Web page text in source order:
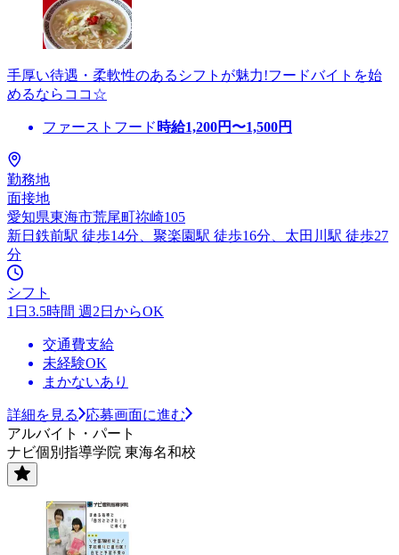
手厚い待遇・柔軟性のあるシフトが魅力!フードバイトを始
めるならココ☆
ファーストフード 時給1,200円〜1,500円
勤務地
面接地
愛知県東海市荒尾町祢崎105
新日鉄前駅 徒歩14分、聚楽園駅 徒歩16分、太田川駅 徒歩27
分
シフト
1日3.5時間 週2日からOK
交通費支給
未経験OK
まかないあり
詳細を見る
応募画面に進む
アルバイト・パート
ナビ個別指導学院 東海名和校